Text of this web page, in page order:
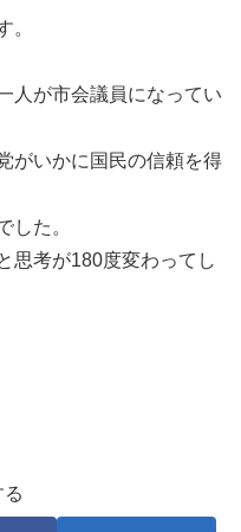
。
人が市会議員になってい
がいかに国民の信頼を得
した。
思考が180度変わってし
る